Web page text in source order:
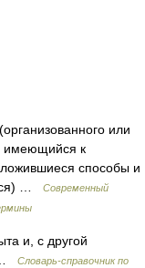
или
имеющийся к
способы и
…
Современный
и, с другой
…
Словарь-справочник по